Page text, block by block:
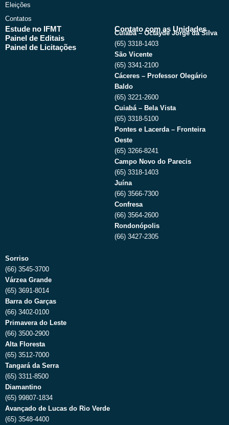
Eleições
Contatos
Estude no IFMT
Painel de Editais
Painel de Licitações
Contato com as Unidades
Cuiabá – Octayde Jorge da Silva
(65) 3318-1403
São Vicente
(65) 3341-2100
Cáceres – Professor Olegário
Baldo
(65) 3221-2600
Cuiabá – Bela Vista
(65) 3318-5100
Pontes e Lacerda – Fronteira
Oeste
(65) 3266-8241
Campo Novo do Parecis
(65) 3318-1403
Juína
(66) 3566-7300
Confresa
(66) 3564-2600
Rondonópolis
(66) 3427-2305
Sorriso
(66) 3545-3700
Várzea Grande
(65) 3691-8014
Barra do Garças
(66) 3402-0100
Primavera do Leste
(66) 3500-2900
Alta Floresta
(65) 3512-7000
Tangará da Serra
(65) 3311-8500
Diamantino
(65) 99807-1834
Avançado de Lucas do Rio Verde
(65) 3548-4400